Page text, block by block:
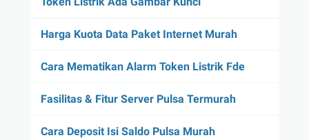
Harga Kuota Data Paket Internet Murah
Cara Mematikan Alarm Token Listrik Fde
Fasilitas & Fitur Server Pulsa Termurah
Cara Deposit Isi Saldo Pulsa Murah